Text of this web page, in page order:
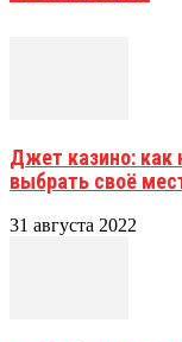
Джет казино: как
выбрать своё
31 августа 2022